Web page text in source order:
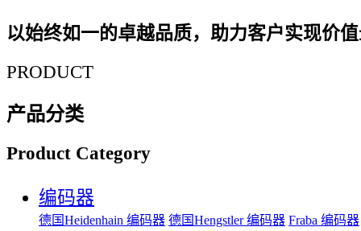
以始终如一的卓越品质，助力客户实现价
PRODUCT
产品分类
Product Category
编码器
德国Heidenhain 编码器 德国Hengstler 编码器 Fraba 编码器